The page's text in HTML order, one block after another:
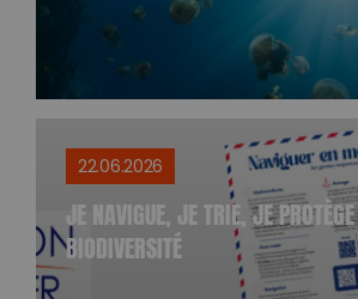
JE NAVIGUE, JE TRIE, JE
BIODIVERSITÉ
22.06.2026